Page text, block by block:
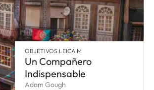
OBJETIVOS LEICA M
Un Compañero
Indispensable
Adam Gough